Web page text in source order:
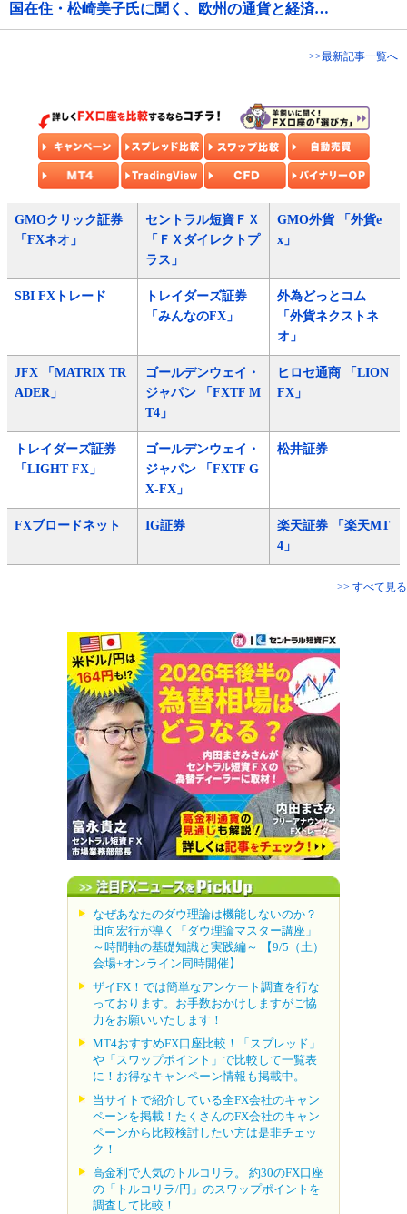
国在住・松崎美子氏に聞く、欧州の通貨と経済…
>>最新記事一覧へ
GMOクリック証券
「FXネオ」
セントラル短資ＦＸ
「ＦＸダイレクトプ
ラス」
GMO外貨 「外貨e
x」
SBI FXトレード
トレイダーズ証券
「みんなのFX」
外為どっとコム
「外貨ネクストネ
オ」
JFX 「MATRIX TR
ADER」
ゴールデンウェイ・
ジャパン 「FXTF M
T4」
ヒロセ通商 「LION
FX」
トレイダーズ証券
「LIGHT FX」
ゴールデンウェイ・
ジャパン 「FXTF G
X-FX」
松井証券
FXブロードネット IG証券
楽天証券 「楽天MT
4」
>> すべて見る
なぜあなたのダウ理論は機能しないのか？
田向宏行が導く「ダウ理論マスター講座」
～時間軸の基礎知識と実践編～ 【9/5（土）
会場+オンライン同時開催】
ザイFX！では簡単なアンケート調査を行な
っております。お手数おかけしますがご協
力をお願いいたします！
MT4おすすめFX口座比較！「スプレッド」
や「スワップポイント」で比較して一覧表
に！お得なキャンペーン情報も掲載中。
当サイトで紹介している全FX会社のキャン
ペーンを掲載！たくさんのFX会社のキャン
ペーンから比較検討したい方は是非チェッ
ク！
高金利で人気のトルコリラ。 約30のFX口座
の「トルコリラ/円」のスワップポイントを
調査して比較！